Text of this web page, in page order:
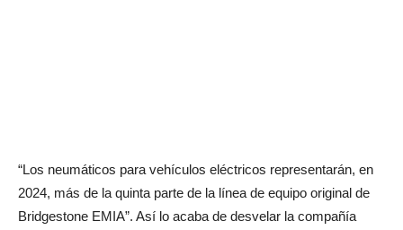
“Los neumáticos para vehículos eléctricos representarán, en
2024, más de la quinta parte de la línea de equipo original de
Bridgestone EMIA”. Así lo acaba de desvelar la compañía